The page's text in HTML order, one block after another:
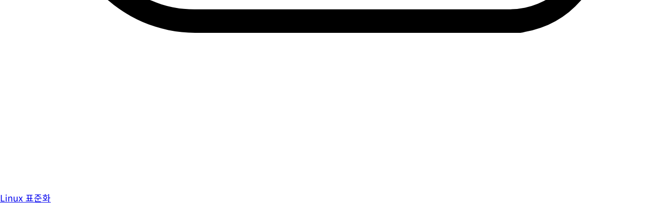
Linux 표준화